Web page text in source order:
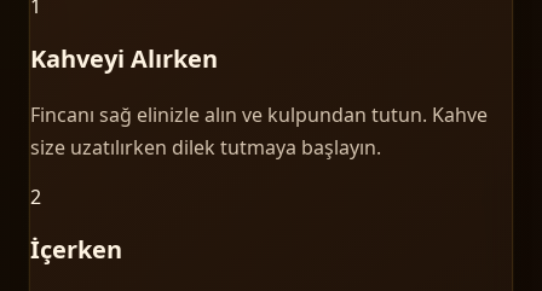
1
Kahveyi Alırken
Fincanı sağ elinizle alın ve kulpundan tutun. Kahve
size uzatılırken dilek tutmaya başlayın.
2
İçerken